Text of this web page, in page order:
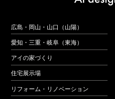
広島・岡山・山口（山陽）
愛知・三重・岐阜（東海）
アイの家づくり
住宅展示場
リフォーム・リノベーション